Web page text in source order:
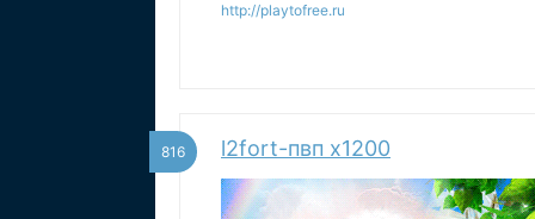
http://playtofree.ru
816 l2fort-пвп х1200